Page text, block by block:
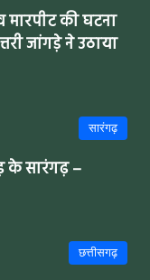
की घटना
जांगड़े ने उठाया
सारंगढ़
के सारंगढ़ –
छत्तीसगढ़